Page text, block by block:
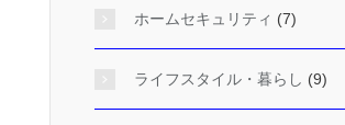
ホームセキュリティ (7)
ライフスタイル・暮らし (9)